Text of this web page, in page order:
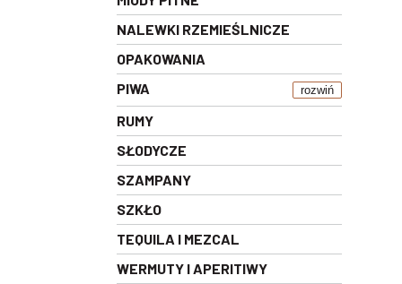
NALEWKI RZEMIEŚLNICZE
OPAKOWANIA
PIWA
rozwiń
RUMY
SŁODYCZE
SZAMPANY
SZKŁO
TEQUILA I MEZCAL
WERMUTY I APERITIWY